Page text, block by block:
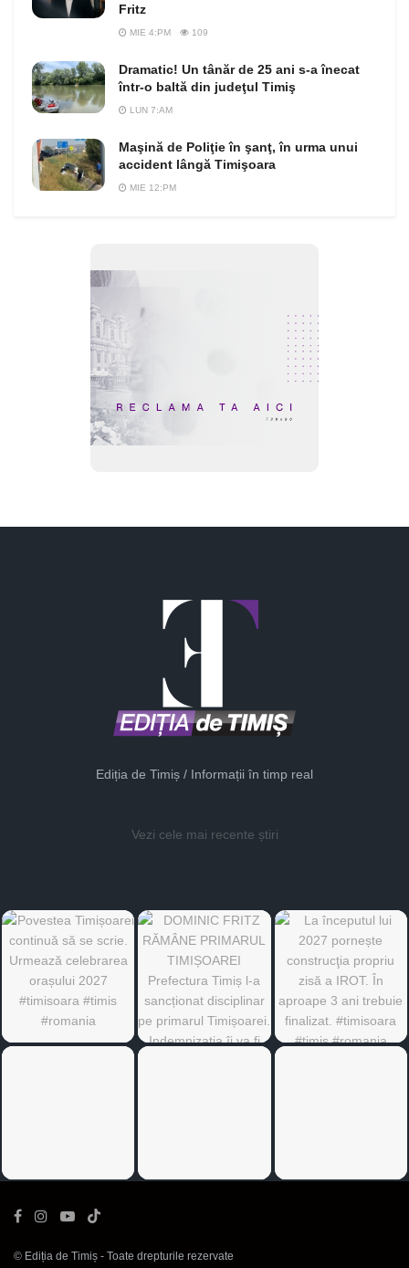
Fritz
MIE 4:PM 109
Dramatic! Un tânăr de 25 ani s-a înecat
într-o baltă din judeţul Timiş
LUN 7:AM
Maşină de Poliţie în şanţ, în urma unui
accident lângă Timişoara
MIE 12:PM
Ediția de Timiș / Informații în timp real
Vezi cele mai recente știri
© Ediția de Timiș - Toate drepturile rezervate